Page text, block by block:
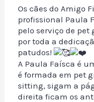
Os cães do Amigo
profissional Paula
pelo serviço de pet
por toda a
patudos!
A Paula Faísca é
é formada em pet
sitting, sigam a
direita ficam os